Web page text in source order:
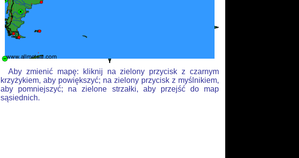
Aby zmienić mapę: kliknij na zielony przycisk z czarnym
krzyżykiem, aby powiększyć; na zielony przycisk z myślnikiem,
aby pomniejszyć; na zielone strzałki, aby przejść do map
sąsiednich.